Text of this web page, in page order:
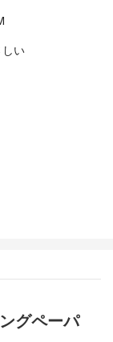
しい